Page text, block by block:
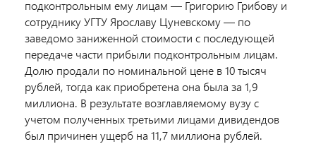
подконтрольным ему лицам — Григорию Грибову и
сотруднику УГТУ Ярославу Цуневскому — по
заведомо заниженной стоимости с последующей
передаче части прибыли подконтрольным лицам.
Долю продали по номинальной цене в 10 тысяч
рублей, тогда как приобретена она была за 1,9
миллиона. В результате возглавляемому вузу с
учетом полученных третьими лицами дивидендов
был причинен ущерб на 11,7 миллиона рублей.